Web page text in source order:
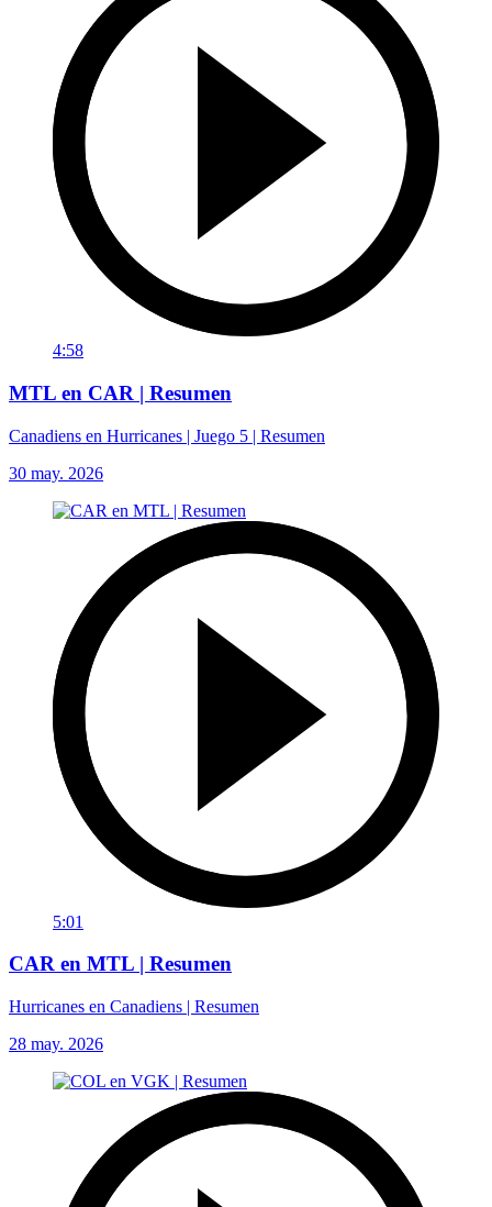
4:58
MTL en CAR | Resumen
Canadiens en Hurricanes | Juego 5 | Resumen
30 may. 2026
5:01
CAR en MTL | Resumen
Hurricanes en Canadiens | Resumen
28 may. 2026